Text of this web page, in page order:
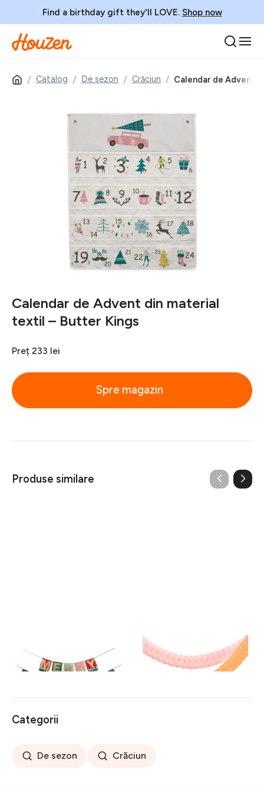
Find a birthday gift they'll LOVE. Shop now
Catalog De sezon Crăciun
Calendar de Advent din material
textil – Butter Kings
Preț 233 lei
Spre magazin
Produse similare
116 lei
Meri Meri
108 lei
Categorii
De sezon Crăciun